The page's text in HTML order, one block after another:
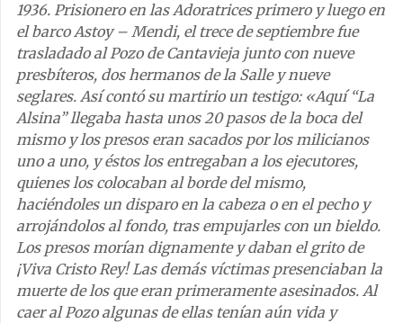
1936. Prisionero en las Adoratrices primero y luego en
el barco Astoy – Mendi, el trece de septiembre fue
trasladado al Pozo de Cantavieja junto con nueve
presbíteros, dos hermanos de la Salle y nueve
seglares. Así contó su martirio un testigo: «Aquí “La
Alsina” llegaba hasta unos 20 pasos de la boca del
mismo y los presos eran sacados por los milicianos
uno a uno, y éstos los entregaban a los ejecutores,
quienes los colocaban al borde del mismo,
haciéndoles un disparo en la cabeza o en el pecho y
arrojándolos al fondo, tras empujarles con un bieldo.
Los presos morían dignamente y daban el grito de
¡Viva Cristo Rey! Las demás víctimas presenciaban la
muerte de los que eran primeramente asesinados. Al
caer al Pozo algunas de ellas tenían aún vida y